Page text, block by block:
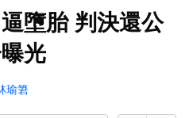
墮胎 判決還公
光
瑜䇹